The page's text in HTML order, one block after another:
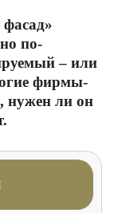
по-
– или
фирмы-
нужен ли он